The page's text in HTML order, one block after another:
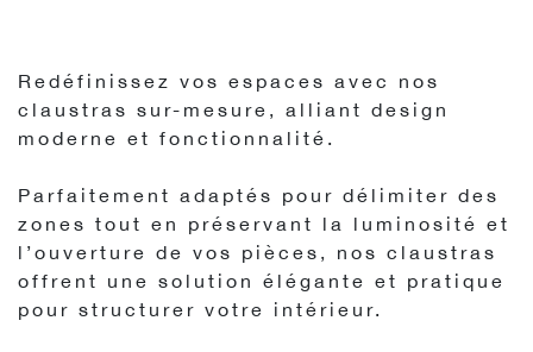
Redéfinissez vos espaces avec nos
claustras sur-mesure, alliant design
moderne et fonctionnalité.
Parfaitement adaptés pour délimiter des
zones tout en préservant la luminosité et
l’ouverture de vos pièces, nos claustras
offrent une solution élégante et pratique
pour structurer votre intérieur.